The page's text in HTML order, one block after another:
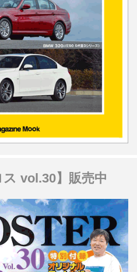
ス vol.30】販売中